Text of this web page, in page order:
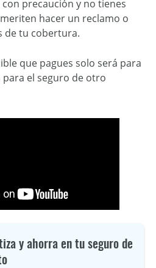
precaución y no tienes
hacer un reclamo o
de tu cobertura.
que pagues solo será para
el seguro de otro
y ahorra en tu seguro de